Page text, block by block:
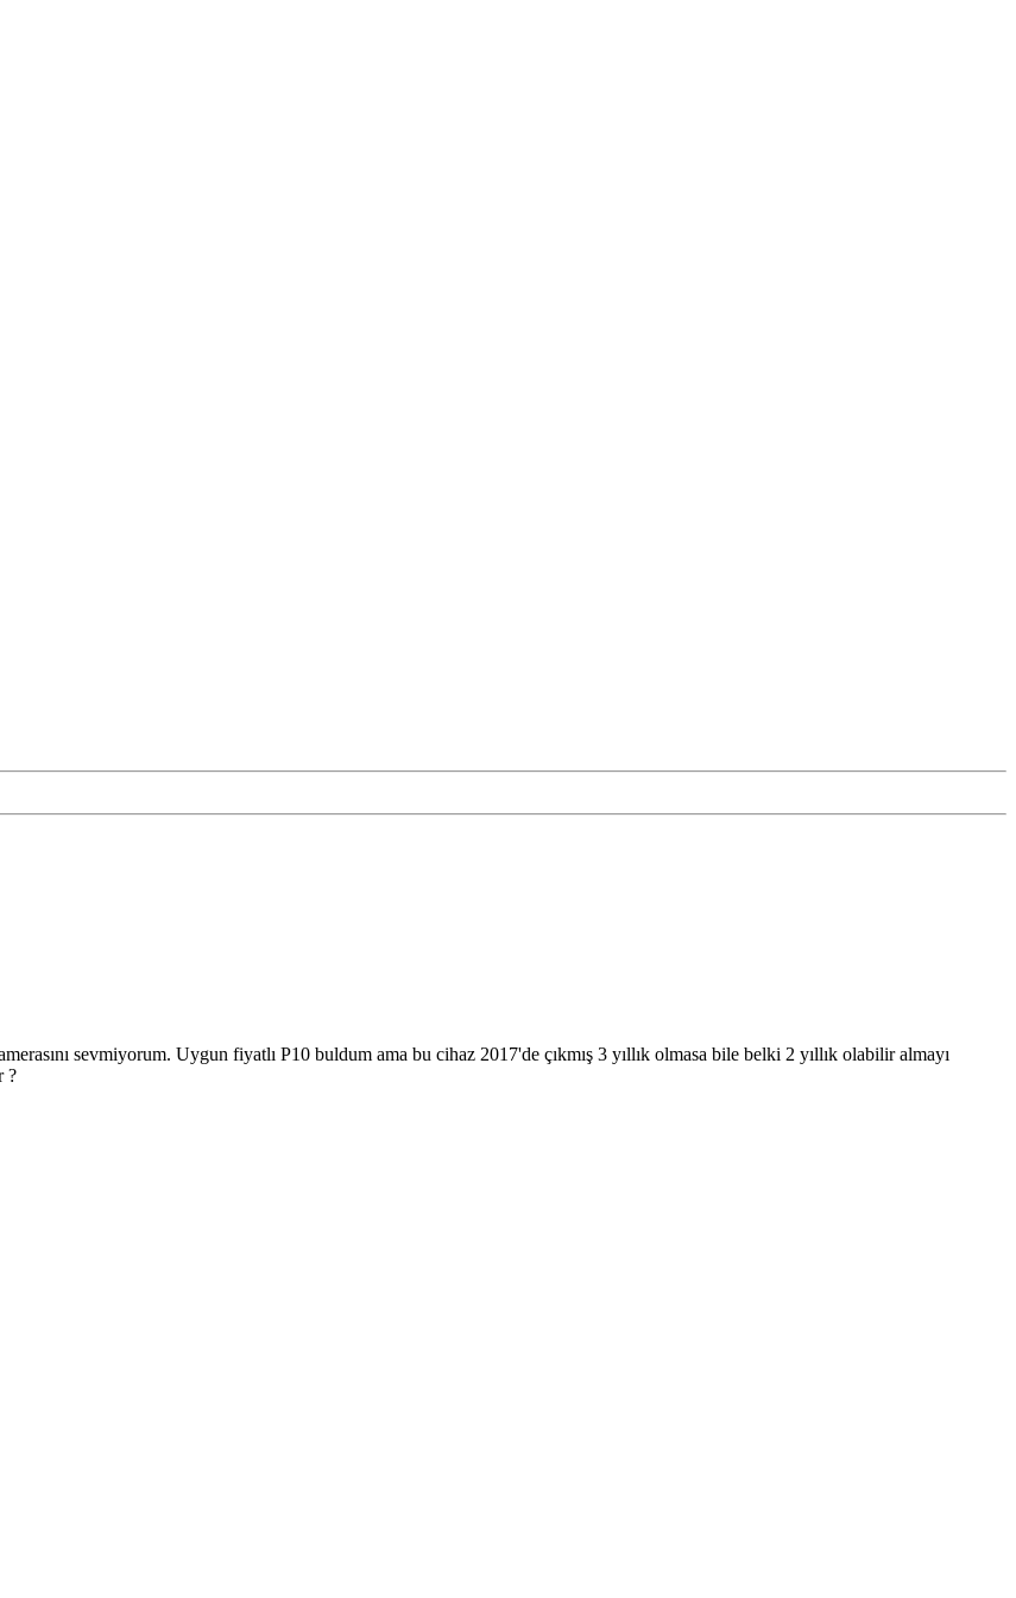
sevmiyorum. Uygun fiyatlı P10 buldum ama bu cihaz 2017'de çıkmış 3 yıllık olmasa bile belki 2 yıllık olabilir almayı
?